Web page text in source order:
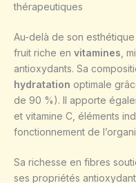
thérapeutiques
Au-delà de son
fruit riche en vitamines ,
antioxydants. Sa
hydratation optimale
de 90 %). Il apporte
et vitamine C, éléments
fonctionnement de
Sa richesse en fibres
ses propriétés